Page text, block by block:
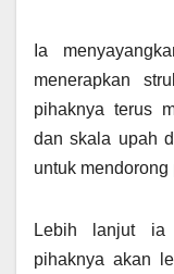
Ia
menerapkan
pihaknya terus
dan skala upah
untuk
Lebih lanjut ia
pihaknya akan